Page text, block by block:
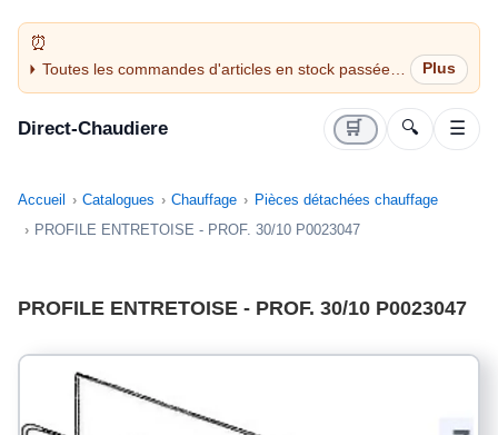
Toutes les commandes d'articles en stock passées
avant 14H sont expédiées le jour même (jours
Direct-Chaudiere 🛒 🔍 ☰
Accueil Catalogues Chauffage
Pièces détachées chauffage
PROFILE ENTRETOISE - PROF. 30/10 P0023047
PROFILE ENTRETOISE - PROF. 30/10 P0023047